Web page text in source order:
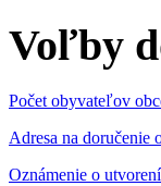
Voľby
Počet obyvateľov
Adresa na doručenie
Oznámenie o